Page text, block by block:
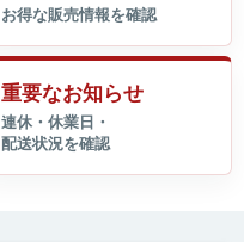
重要なお知らせ